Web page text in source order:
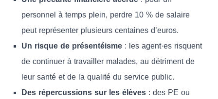
personnel à temps plein, perdre 10 % de salaire
peut représenter plusieurs centaines d’euros.
Un risque de présentéisme : les agent·es risquent
de continuer à travailler malades, au détriment de
leur santé et de la qualité du service public.
Des répercussions sur les élèves : des PE ou